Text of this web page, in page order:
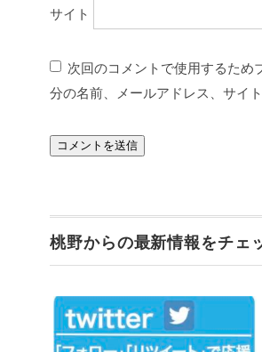
サイト
次回のコメントで使用するため
分の名前、メールアドレス、サイト
桃野からの最新情報をチェ